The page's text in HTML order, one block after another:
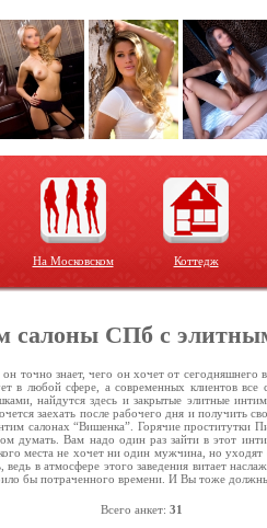
На Московском Коттедж
салоны СПб с
точно знает, чего он хочет от
в любой сфере, а современных клиентов
найдутся здесь и закрытые элитные
заехать после рабочего дня и получить
салонах “Вишенка”. Горячие проститутки
думать. Вам надо один раз зайти в этот
места не хочет ни один мужчина, но
в атмосфере этого заведения витает
бы потраченного времени. И Вы тоже
Всего анкет: 31